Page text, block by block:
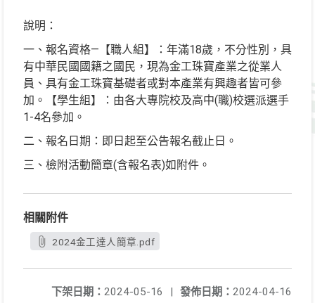
說明：
一、報名資格—【職人組】：年滿18歲，不分性別，具
有中華民國國籍之國民，現為金工珠寶產業之從業人
員、具有金工珠寶基礎者或對本產業有興趣者皆可參
加。【學生組】：由各大專院校及高中(職)校選派選手
1-4名參加。
二、報名日期：即日起至公告報名截止日。
三、檢附活動簡章(含報名表)如附件。
相關附件
2024金工達人簡章.pdf
發佈日期： 2024-04-16
下架日期： 2024-05-16
|